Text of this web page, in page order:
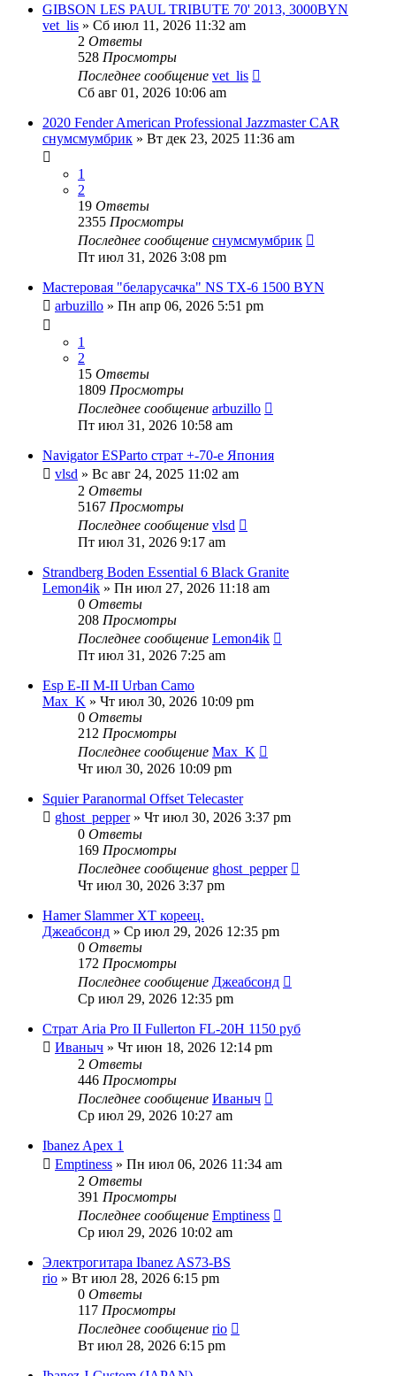
GIBSON LES PAUL TRIBUTE 70' 2013, 3000BYN
vet_lis » Сб июл 11, 2026 11:32 am
2 Ответы
528 Просмотры
Последнее сообщение vet_lis
Сб авг 01, 2026 10:06 am
2020 Fender American Professional Jazzmaster CAR
снумсмумбрик » Вт дек 23, 2025 11:36 am
1
2
19 Ответы
2355 Просмотры
Последнее сообщение снумсмумбрик
Пт июл 31, 2026 3:08 pm
Мастеровая "беларусачка" NS TX-6 1500 BYN
arbuzillo » Пн апр 06, 2026 5:51 pm
1
2
15 Ответы
1809 Просмотры
Последнее сообщение arbuzillo
Пт июл 31, 2026 10:58 am
Navigator ESParto страт +-70-е Япония
vlsd » Вс авг 24, 2025 11:02 am
2 Ответы
5167 Просмотры
Последнее сообщение vlsd
Пт июл 31, 2026 9:17 am
Strandberg Boden Essential 6 Black Granite
Lemon4ik » Пн июл 27, 2026 11:18 am
0 Ответы
208 Просмотры
Последнее сообщение Lemon4ik
Пт июл 31, 2026 7:25 am
Esp E-II M-II Urban Camo
Max_K » Чт июл 30, 2026 10:09 pm
0 Ответы
212 Просмотры
Последнее сообщение Max_K
Чт июл 30, 2026 10:09 pm
Squier Paranormal Offset Telecaster
ghost_pepper» Чт июл 30, 2026 3:37 pm
0 Ответы
169 Просмотры
Последнее сообщение ghost_pepper
Чт июл 30, 2026 3:37 pm
Hamer Slammer XT кореец.
Джеабсонд » Ср июл 29, 2026 12:35 pm
0 Ответы
172 Просмотры
Последнее сообщение Джеабсонд
Ср июл 29, 2026 12:35 pm
Страт Aria Pro II Fullerton FL-20H 1150 руб
Иваныч » Чт июн 18, 2026 12:14 pm
2 Ответы
446 Просмотры
Последнее сообщение Иваныч
Ср июл 29, 2026 10:27 am
Ibanez Apex 1
Emptiness » Пн июл 06, 2026 11:34 am
2 Ответы
391 Просмотры
Последнее сообщение Emptiness
Ср июл 29, 2026 10:02 am
Электрогитара Ibanez AS73-BS
rio » Вт июл 28, 2026 6:15 pm
0 Ответы
117 Просмотры
Последнее сообщение rio
Вт июл 28, 2026 6:15 pm